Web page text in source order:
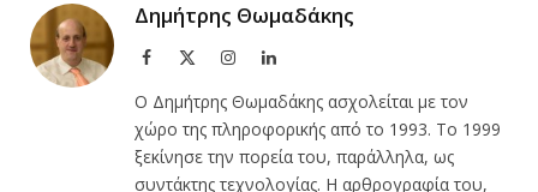
Δημήτρης Θωμαδάκης
Facebook InstagramLinkedIn
Ο Δημήτρης Θωμαδάκης ασχολείται με τον
χώρο της πληροφορικής από το 1993. Το 1999
ξεκίνησε την πορεία του, παράλληλα, ως
συντάκτης τεχνολογίας. Η αρθρογραφία του,